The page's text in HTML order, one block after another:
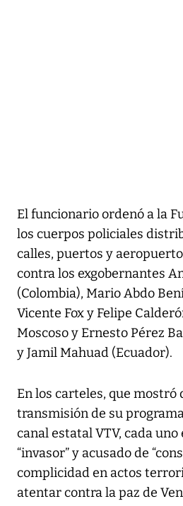
El funcionario ordenó a la
los cuerpos policiales
calles, puertos y
contra los exgobernantes
(Colombia), Mario Abdo
Vicente Fox y Felipe
Moscoso y Ernesto Pérez
y Jamil Mahuad (Ecuador).
En los carteles, que mostró
transmisión de su
canal estatal VTV, cada
“invasor” y acusado de
complicidad en actos
atentar contra la paz de